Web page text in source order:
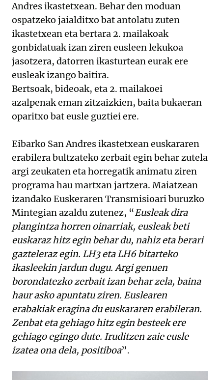
Andres ikastetxean. Behar den moduan
ospatzeko jaialditxo bat antolatu zuten
ikastetxean eta bertara 2. mailakoak
gonbidatuak izan ziren eusleen lekukoa
jasotzera, datorren ikasturtean eurak ere
eusleak izango baitira.
Bertsoak, bideoak, eta 2. mailakoei
azalpenak eman zitzaizkien, baita bukaeran
oparitxo bat eusle guztiei ere.
Eibarko San Andres ikastetxean euskararen
erabilera bultzateko zerbait egin behar zutela
argi zeukaten eta horregatik animatu ziren
programa hau martxan jartzera. Maiatzean
izandako Euskeraren Transmisioari buruzko
Mintegian azaldu zutenez, “Eusleak dira
plangintza horren oinarriak, eusleak beti
euskaraz hitz egin behar du, nahiz eta berari
gazteleraz egin. LH3 eta LH6 bitarteko
ikasleekin jardun dugu. Argi genuen
borondatezko zerbait izan behar zela, baina
haur asko apuntatu ziren. Euslearen
erabakiak eragina du euskararen erabileran.
Zenbat eta gehiago hitz egin besteek ere
gehiago egingo dute. Iruditzen zaie eusle
izatea ona dela, positiboa”.